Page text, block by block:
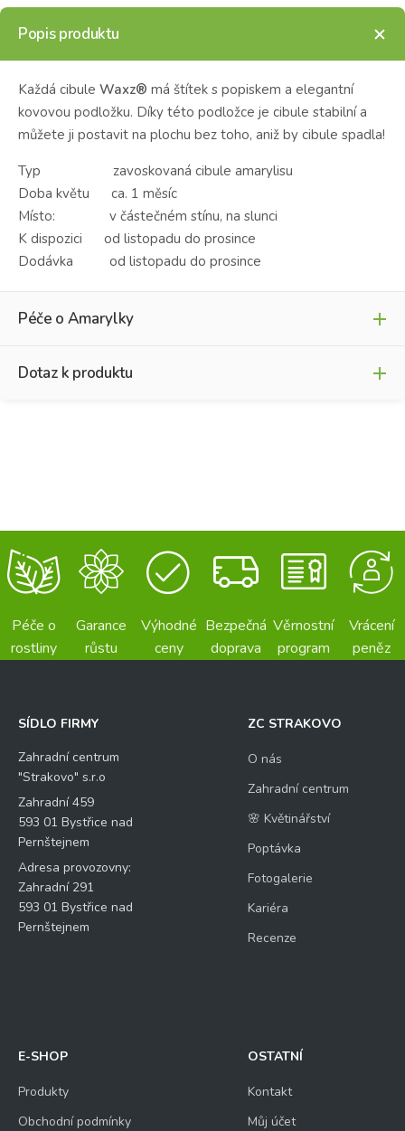
Popis produktu
Každá cibule Waxz® má štítek s popiskem a elegantní
kovovou podložku. Díky této podložce je cibule stabilní a
můžete ji postavit na plochu bez toho, aniž by cibule spadla!
Typ zavoskovaná cibule amarylisu
Doba květu ca. 1 měsíc
Místo: v částečném stínu, na slunci
K dispozici od listopadu do prosince
Dodávka od listopadu do prosince
Péče o Amarylky
Dotaz k produktu
Křestní jméno Příjmení
E-mail
Váš dotaz*
V
á
š
o
t
á
z
z
Kontrolní otázka
6
+
8
Odeslat
Péče o
rostliny
Garance
růstu
Výhodné
ceny
Bezpečná
doprava
Věrnostní
program
Vrácení
peněz
SÍDLO FIRMY
Zahradní centrum
"Strakovo" s.r.o
Zahradní 459
593 01 Bystřice nad
Pernštejnem
Adresa provozovny:
Zahradní 291
593 01 Bystřice nad
Pernštejnem
ZC STRAKOVO
O nás
Zahradní centrum
🌸 Květinářství
Poptávka
Fotogalerie
Kariéra
Recenze
E-SHOP
Produkty
Obchodní podmínky
OSTATNÍ
Kontakt
Můj účet